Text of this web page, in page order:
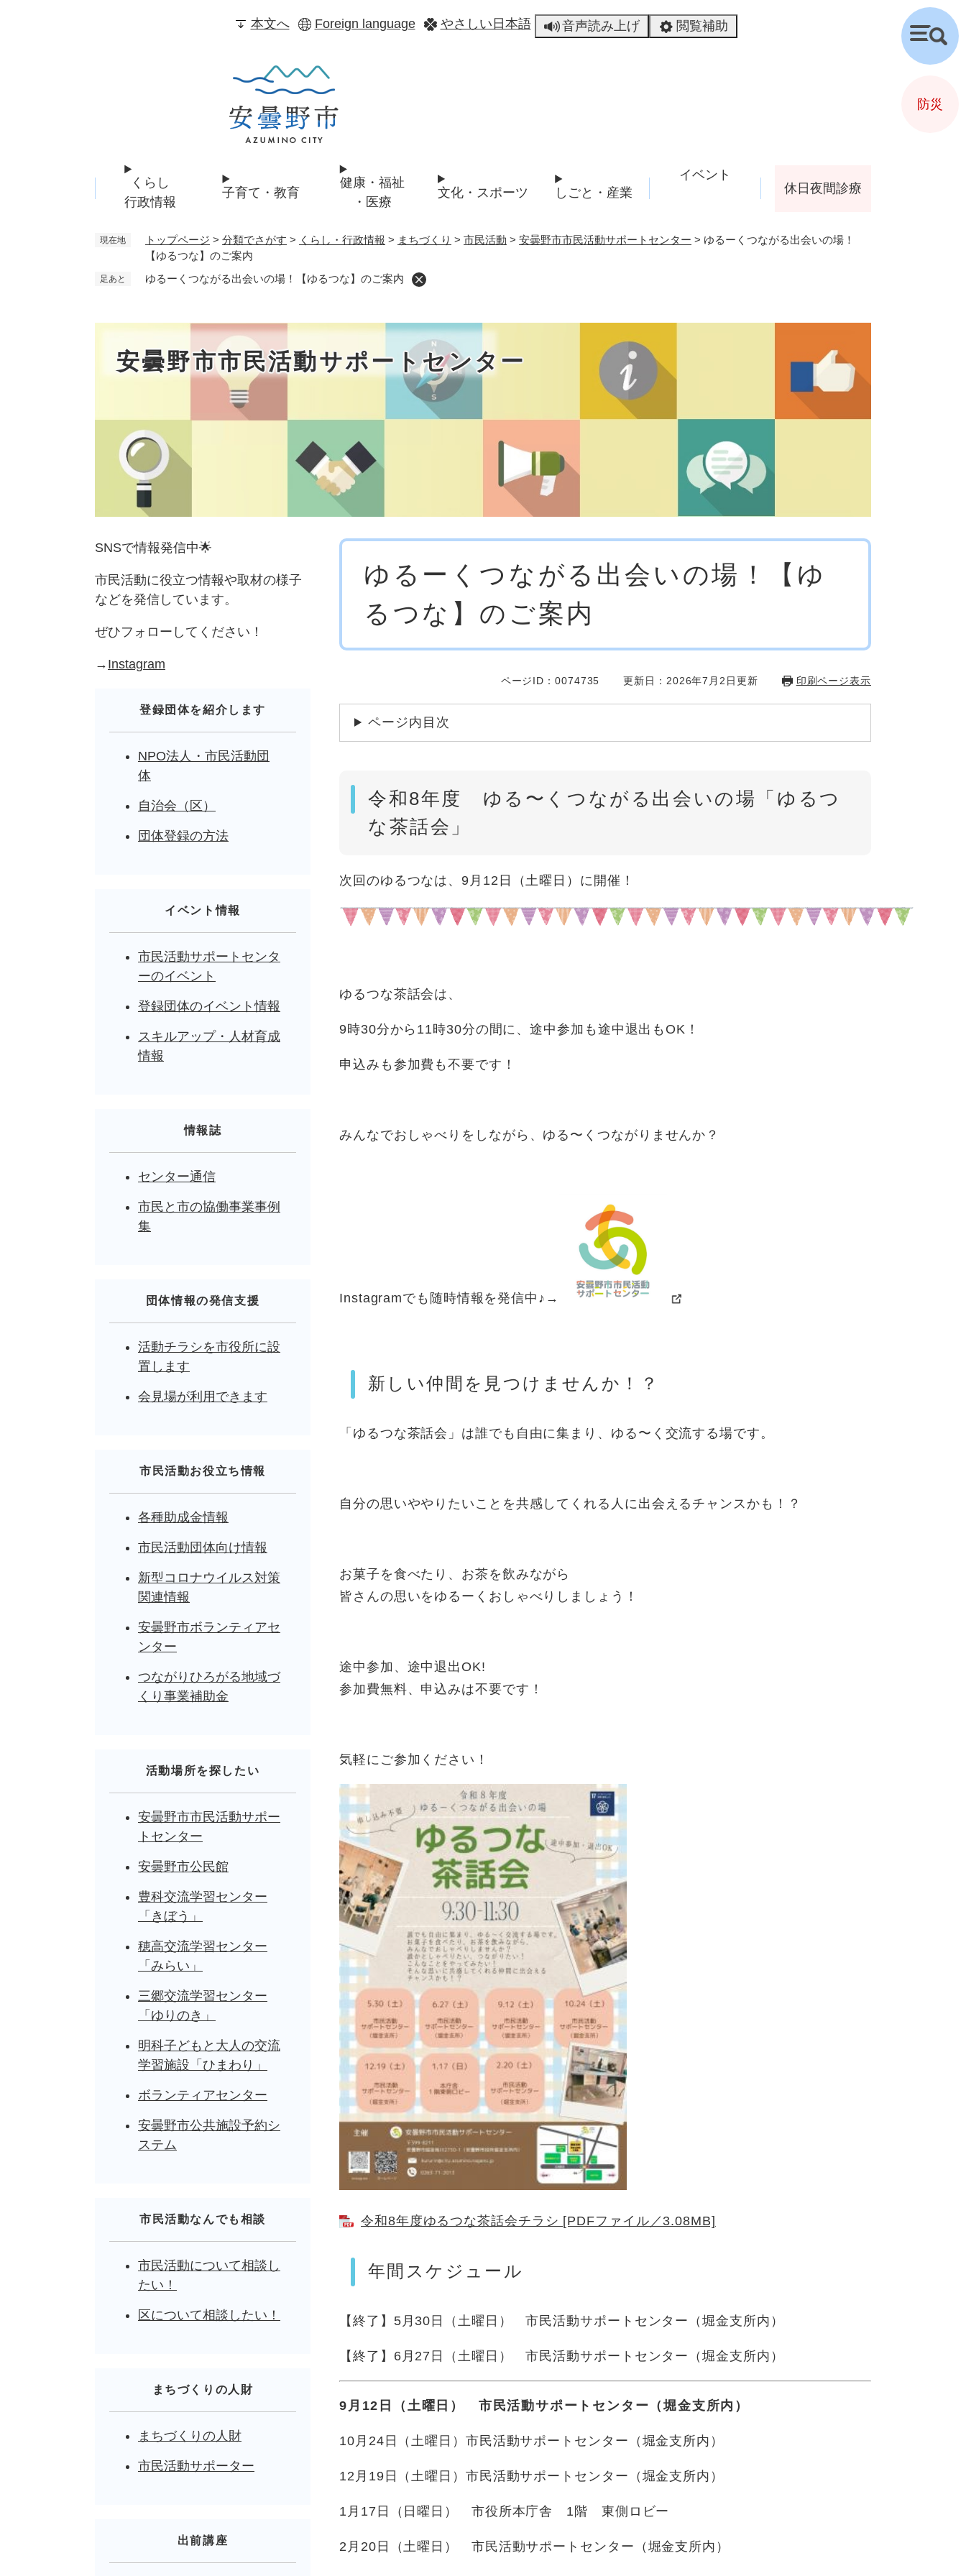
本文へ Foreign language やさしい日本語 音声読み上げ 閲覧補助
くらし
行政情報
子育て・教育
健康・福祉
・医療
文化・スポーツ しごと・産業
イベント
休日夜間診療
現在地 トップページ > 分類でさがす > くらし・行政情報 > まちづくり > 市民活動 > 安曇野市市民活動サポートセンター > ゆるーくつながる出会いの場！
【ゆるつな】のご案内
足あと ゆるーくつながる出会いの場！【ゆるつな】のご案内
安曇野市市民活動サポートセンター
本
ゆるーくつながる出会いの場！【ゆ
るつな】のご案内
ページID：0074735 更新日：2026年7月2日更新 印刷ページ表示
ページ内目次
令和8年度 ゆる〜くつながる出会いの場「ゆるつ
な茶話会」
次回のゆるつなは、9月12日（土曜日）に開催！
ゆるつな茶話会は、
9時30分から11時30分の間に、途中参加も途中退出もOK！
申込みも参加費も不要です！
みんなでおしゃべりをしながら、ゆる〜くつながりませんか？
Instagramでも随時情報を発信中♪→
新しい仲間を見つけませんか！？
「ゆるつな茶話会」は誰でも自由に集まり、ゆる〜く交流する場です。
自分の思いややりたいことを共感してくれる人に出会えるチャンスかも！？
お菓子を食べたり、お茶を飲みながら
皆さんの思いをゆるーくおしゃべりしましょう！
途中参加、途中退出OK!
参加費無料、申込みは不要です！
気軽にご参加ください！
令和8年度ゆるつな茶話会チラシ [PDFファイル／3.08MB]
年間スケジュール
【終了】5月30日（土曜日） 市民活動サポートセンター（堀金支所内）
【終了】6月27日（土曜日） 市民活動サポートセンター（堀金支所内）
9月12日（土曜日） 市民活動サポートセンター（堀金支所内）
10月24日（土曜日）市民活動サポートセンター（堀金支所内）
12月19日（土曜日）市民活動サポートセンター（堀金支所内）
1月17日（日曜日） 市役所本庁舎 1階 東側ロビー
2月20日（土曜日） 市民活動サポートセンター（堀金支所内）
SNSで情報発信中🌟
市民活動に役立つ情報や取材の様子
などを発信しています。
ぜひフォローしてください！
→ Instagram
登録団体を紹介します
NPO法人・市民活動団
体
自治会（区）
団体登録の方法
イベント情報
市民活動サポートセンタ
ーのイベント
登録団体のイベント情報
スキルアップ・人材育成
情報
情報誌
センター通信
市民と市の協働事業事例
集
団体情報の発信支援
活動チラシを市役所に設
置します
会見場が利用できます
市民活動お役立ち情報
各種助成金情報
市民活動団体向け情報
新型コロナウイルス対策
関連情報
安曇野市ボランティアセ
ンター
つながりひろがる地域づ
くり事業補助金
活動場所を探したい
安曇野市市民活動サポー
トセンター
安曇野市公民館
豊科交流学習センター
「きぼう」
穂高交流学習センター
「みらい」
三郷交流学習センター
「ゆりのき」
明科子どもと大人の交流
学習施設「ひまわり」
ボランティアセンター
安曇野市公共施設予約シ
ステム
市民活動なんでも相談
市民活動について相談し
たい！
区について相談したい！
まちづくりの人財
まちづくりの人財
市民活動サポーター
出前講座
検
索
防災